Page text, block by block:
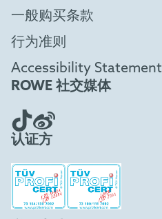
一般购买条款
行为准则
Accessibility Statement
ROWE 社交媒体
认证方